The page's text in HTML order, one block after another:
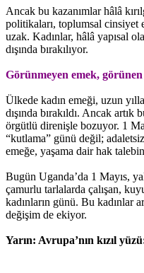
Ancak bu kazanımlar hâlâ
politikaları, toplumsal cinsiyet
uzak. Kadınlar, hâlâ yapısal
dışında bırakılıyor.
Görünmeyen emek,
Ülkede kadın emeği, uzun
dışında bırakıldı. Ancak
örgütlü direnişle bozuyor. 1
“kutlama” günü değil;
emeğe, yaşama dair hak
Bugün Uganda’da 1 Mayıs,
çamurlu tarlalarda çalışan,
kadınların günü. Bu kadınlar
değişim de ekiyor.
Yarın: Avrupa’nın kızıl